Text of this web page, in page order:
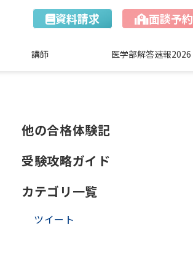
資料請求 面談予約
講師 医学部解答速報2026
他の合格体験記
受験攻略ガイド
カテゴリ一覧
ツイート